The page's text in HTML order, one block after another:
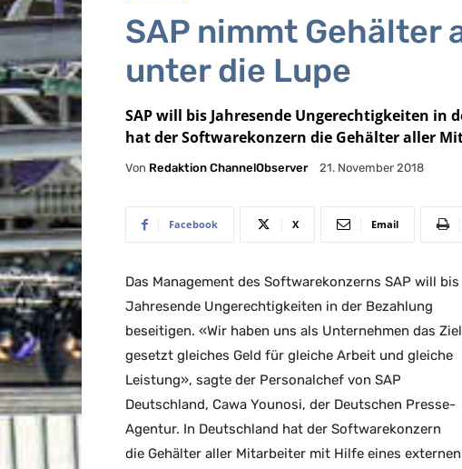
SAP nimmt Gehälter
unter die Lupe
SAP will bis Jahresende Ungerechtigkeiten in
hat der Softwarekonzern die Gehälter aller
Von Redaktion ChannelObserver 21. November 2018
Facebook X Email
Das Management des Softwarekonzerns SAP will bis
Jahresende Ungerechtigkeiten in der Bezahlung
beseitigen. «Wir haben uns als Unternehmen das Ziel
gesetzt gleiches Geld für gleiche Arbeit und gleiche
Leistung», sagte der Personalchef von SAP
Deutschland, Cawa Younosi, der Deutschen Presse-
Agentur. In Deutschland hat der Softwarekonzern
die Gehälter aller Mitarbeiter mit Hilfe eines externen